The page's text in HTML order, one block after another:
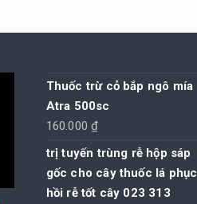
Thuốc trừ cỏ bắp ngô mía
Atra 500sc
160.000₫
trị tuyến trùng rễ hộp sáp
gốc cho cây thuốc lá phục
hồi rễ tốt cây 023 313